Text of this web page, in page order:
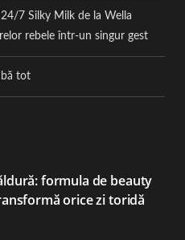
7 Silky Milk de la Wella
rebele într-un singur gest
tot
formula de beauty
orice zi toridă